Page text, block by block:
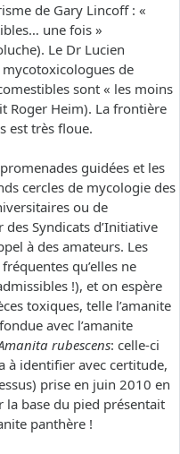
de Gary Lincoff : «
une fois »
Le Dr Lucien
de
sont « les moins
Roger Heim). La frontière
est très floue.
guidées et les
cercles de mycologie des
ou de
Syndicats d’Initiative
à des amateurs. Les
qu’elles ne
!), et on espère
toxiques, telle l’amanite
avec l’amanite
rubescens: celle-ci
à identifier avec certitude,
prise en juin 2010 en
la base du pied présentait
panthère !